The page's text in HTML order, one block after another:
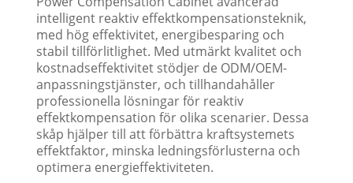
intelligent reaktiv effektkompensationsteknik,
med hög effektivitet, energibesparing och
stabil tillförlitlighet. Med utmärkt kvalitet och
kostnadseffektivitet stödjer de ODM/OEM-
anpassningstjänster, och tillhandahåller
professionella lösningar för reaktiv
effektkompensation för olika scenarier. Dessa
skåp hjälper till att förbättra kraftsystemets
effektfaktor, minska ledningsförlusterna och
optimera energieffektiviteten.